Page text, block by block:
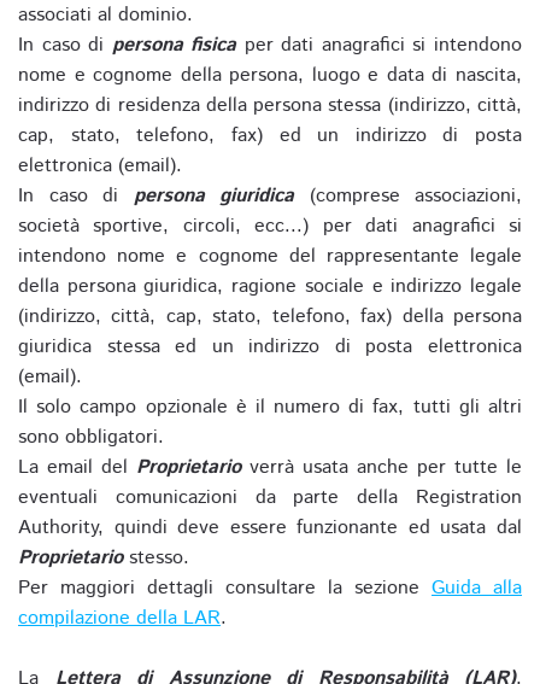
associati al dominio.
In caso di persona fisicaper dati anagrafici si intendono
nome e cognome della persona, luogo e data di nascita,
indirizzo di residenza della persona stessa (indirizzo, città,
cap, stato, telefono, fax) ed un indirizzo di posta
elettronica (email).
In caso di persona giuridica(comprese associazioni,
società sportive, circoli, ecc...) per dati anagrafici si
intendono nome e cognome del rappresentante legale
della persona giuridica, ragione sociale e indirizzo legale
(indirizzo, città, cap, stato, telefono, fax) della persona
giuridica stessa ed un indirizzo di posta elettronica
(email).
Il solo campo opzionale è il numero di fax, tutti gli altri
sono obbligatori.
La email del Proprietarioverrà usata anche per tutte le
eventuali comunicazioni da parte della Registration
Authority, quindi deve essere funzionante ed usata dal
Proprietariostesso.
Per maggiori dettagli consultare la sezione Guida alla
compilazione della LAR.